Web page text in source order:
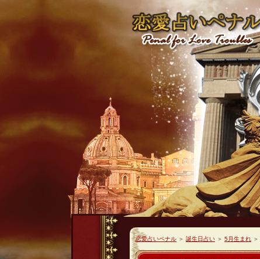
恋愛占いペナル ＞ 誕生日占い ＞ 5月生まれ ＞